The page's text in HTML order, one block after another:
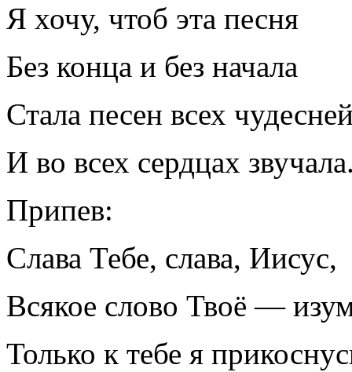
Я хочу, чтоб эта песня
Без конца и без начала
Стала песен всех
И во всех сердцах
Припев:
Слава Тебе, слава, Иисус,
Всякое слово Твоё —
Только к тебе я